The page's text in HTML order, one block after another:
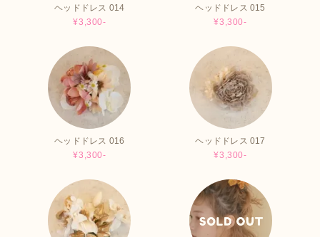
ヘッドドレス 014
¥3,300-
ヘッドドレス 015
¥3,300-
ヘッドドレス 016
¥3,300-
ヘッドドレス 017
¥3,300-